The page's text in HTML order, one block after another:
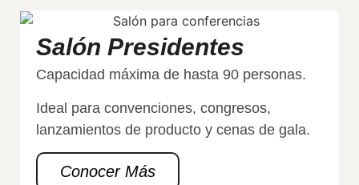
Salón Presidentes
Capacidad máxima de hasta 90 personas.
Ideal para convenciones, congresos,
lanzamientos de producto y cenas de gala.
Conocer Más